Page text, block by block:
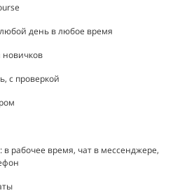
любой день в любое время
новичков
с проверкой
в рабочее время, чат в мессенджере,